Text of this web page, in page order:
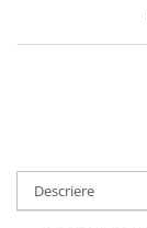
Descriere